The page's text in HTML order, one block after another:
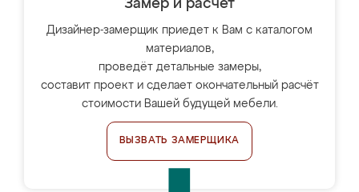
Замер и расчет
Дизайнер-замерщик приедет к Вам с каталогом
материалов,
проведёт детальные замеры,
составит проект и сделает окончательный расчёт
стоимости Вашей будущей мебели.
ВЫЗВАТЬ ЗАМЕРЩИКА